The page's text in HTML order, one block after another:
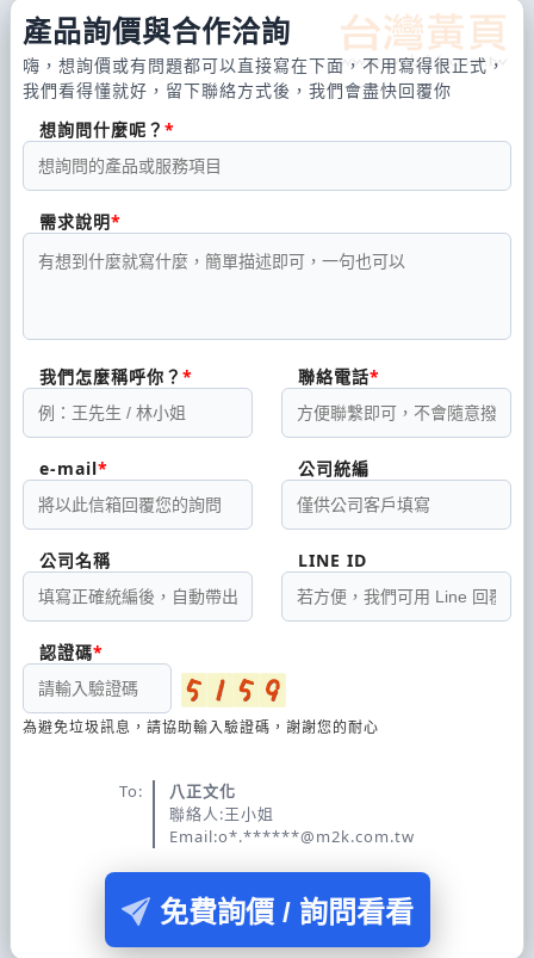
產品詢價與合作洽詢
嗨，想詢價或有問題都可以直接寫在下面，不用寫得很正式，
我們看得懂就好，留下聯絡方式後，我們會盡快回覆你
想詢問什麼呢？
需求說明
我們怎麼稱呼你？ 聯絡電話
e-mail 公司統編
公司名稱 LINE ID
認證碼
為避免垃圾訊息，請協助輸入驗證碼，謝謝您的耐心
To:
八正文化
聯絡人:王小姐
Email:o*.******@m2k.com.tw
免費詢價 / 詢問看看